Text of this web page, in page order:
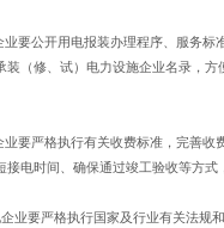
业要公开用电报装办理程序、服务
装（修、试）电力设施企业名录，
要严格执行有关收费标准，完善
电时间、确保通过竣工验收等方式
业要严格执行国家及行业有关法